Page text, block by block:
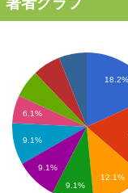
18.2%
12.1%
6.1%
9.1%
9.1%
9.1%